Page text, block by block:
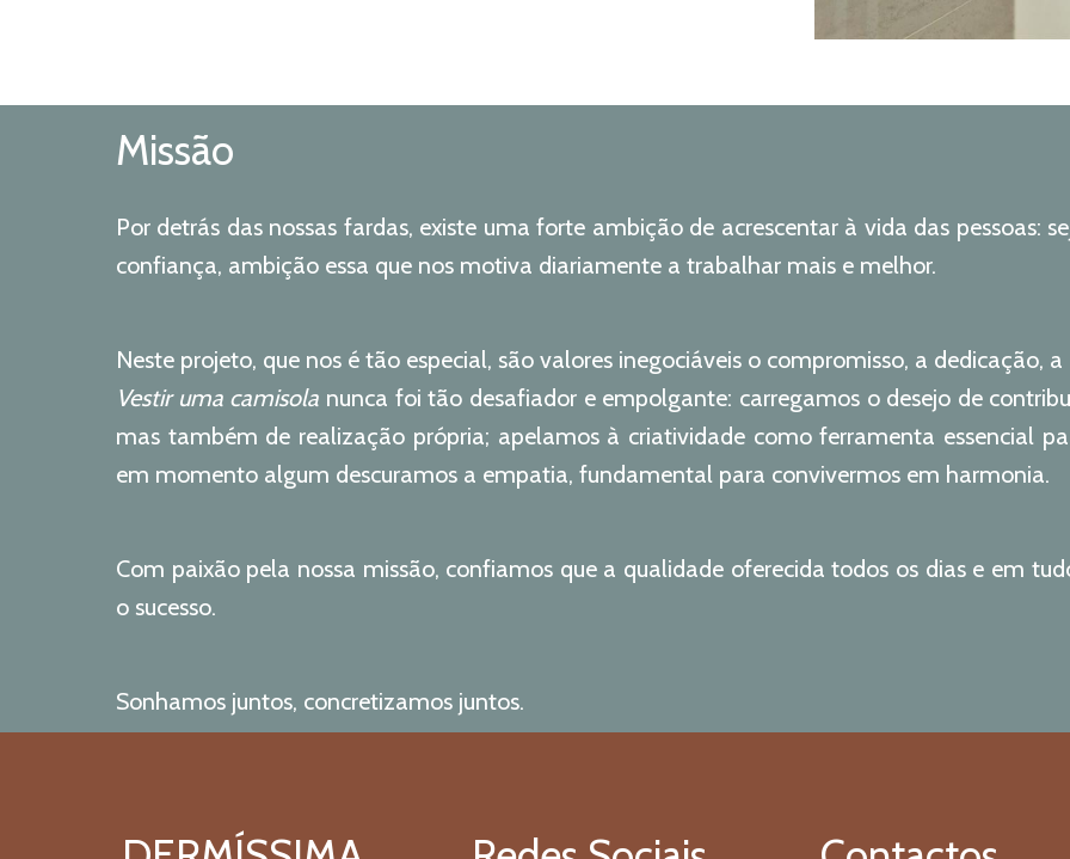
Missão
Por detrás das nossas fardas, existe uma forte ambição de acrescentar à vida das pessoas:
confiança, ambição essa que nos motiva diariamente a trabalhar mais e melhor.
Neste projeto, que nos é tão especial, são valores inegociáveis o compromisso, a dedicação,
Vestir uma camisola nunca foi tão desafiador e empolgante: carregamos o desejo de
mas também de realização própria; apelamos à criatividade como ferramenta essencial
em momento algum descuramos a empatia, fundamental para convivermos em harmonia.
Com paixão pela nossa missão, confiamos que a qualidade oferecida todos os dias e em
o sucesso.
Sonhamos juntos, concretizamos juntos.